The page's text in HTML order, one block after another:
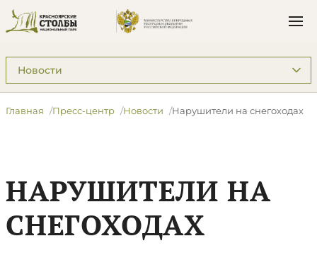
Подразделы: Пресс-центр
Главная Пресс-центр Новости Нарушители на снегоходах
НАРУШИТЕЛИ НА
СНЕГОХОДАХ